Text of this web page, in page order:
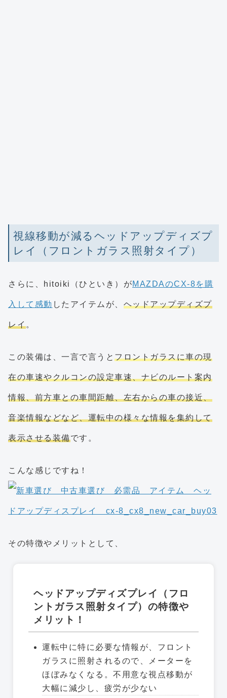
視線移動が減るヘッドアップディズプ
レイ（フロントガラス照射タイプ）
さらに、hitoiki（ひといき）がMAZDAのCX-8を購
入して感動 したアイテムが、 ヘッドアップディズプ
レイ。
この装備は、一言で言うと フロントガラスに車の現
在の車速やクルコンの設定車速、ナビのルート案内
情報、前方車との車間距離、左右からの車の接近、
音楽情報などなど、運転中の様々な情報を集約して
表示させる装備です。
こんな感じですね！
その特徴やメリットとして、
ヘッドアップディズプレイ（フロ
ントガラス照射タイプ）の特徴や
メリット！
運転中に特に必要な情報が、フロント
ガラスに照射されるので、メーターを
ほぼみなくなる。不用意な視点移動が
大幅に減少し、疲労が少ない